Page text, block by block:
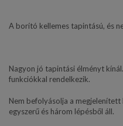
A borító kellemes tapintású, és
Nagyon jó tapintási élményt
funkciókkal rendelkezik.
Nem befolyásolja a
egyszerű és három lépésből áll.